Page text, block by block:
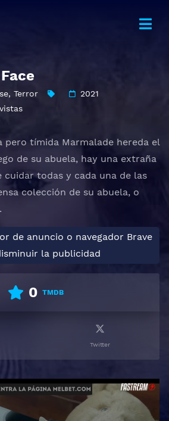
, Terror
2021
vistas
pero tímida Marmalade hereda el
de su abuela, hay una extraña
cuidar todas y cada una de las
colección de su abuela, o
de anuncio o navegador Brave
la publicidad
0 TMDB
Twitter